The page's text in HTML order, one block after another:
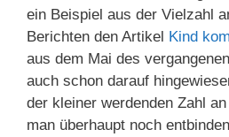
ein Beispiel aus der Vielzahl
Berichten den Artikel Kind
aus dem Mai des
auch schon darauf
der kleiner werdenden Zahl
man überhaupt noch